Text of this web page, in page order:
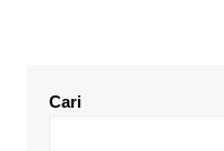
Cari